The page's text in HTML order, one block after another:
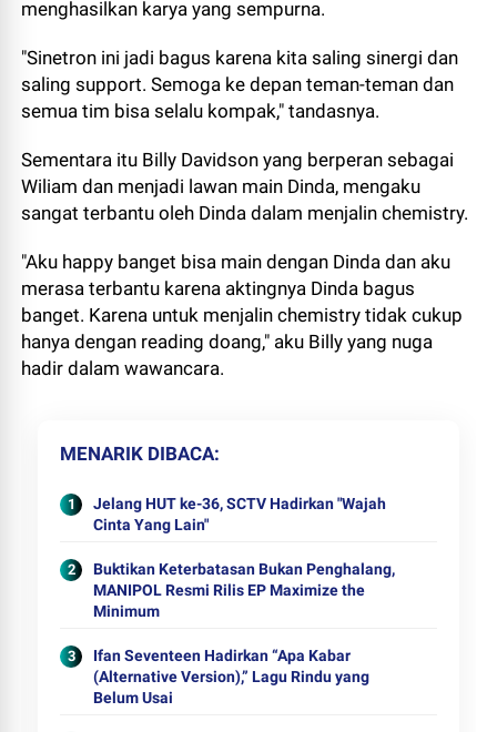
menghasilkan karya yang sempurna.
"Sinetron ini jadi bagus karena kita saling sinergi dan
saling support. Semoga ke depan teman-teman dan
semua tim bisa selalu kompak," tandasnya.
Sementara itu Billy Davidson yang berperan sebagai
Wiliam dan menjadi lawan main Dinda, mengaku
sangat terbantu oleh Dinda dalam menjalin chemistry.
"Aku happy banget bisa main dengan Dinda dan aku
merasa terbantu karena aktingnya Dinda bagus
banget. Karena untuk menjalin chemistry tidak cukup
hanya dengan reading doang," aku Billy yang nuga
hadir dalam wawancara.
MENARIK DIBACA
Jelang HUT ke-36, SCTV Hadirkan "Wajah
Cinta Yang Lain"
Buktikan Keterbatasan Bukan Penghalang,
MANIPOL Resmi Rilis EP Maximize the
Minimum
Ifan Seventeen Hadirkan “Apa Kabar
(Alternative Version),” Lagu Rindu yang
Belum Usai